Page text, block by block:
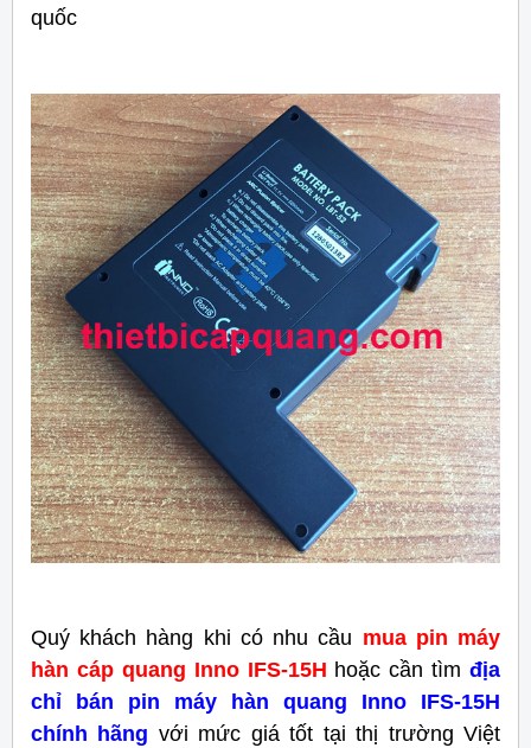
quốc
Quý khách hàng khi có nhu cầu mua pin máy
hàn cáp quang Inno IFS-15H hoặc cần tìm địa
chỉ bán pin máy hàn quang Inno IFS-15H
chính hãng với mức giá tốt tại thị trường Việt